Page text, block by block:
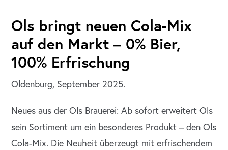
Ols bringt neuen Cola-Mix
auf den Markt – 0% Bier,
100% Erfrischung
Oldenburg, September 2025.
Neues aus der Ols Brauerei: Ab sofort erweitert Ols
sein Sortiment um ein besonderes Produkt – den Ols
Cola-Mix. Die Neuheit überzeugt mit erfrischendem